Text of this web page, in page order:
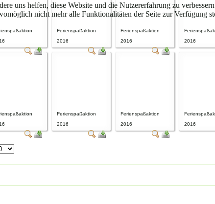
Ferienspaßaktion
2016
Ferienspaßaktion
2016
2016
Ferienspaßaktion
2016
Ferienspaßaktion
2016
2016
uns helfen, diese Website und die Nutzererfahrung zu
nicht mehr alle Funktionalitäten der Seite zur Verfügung